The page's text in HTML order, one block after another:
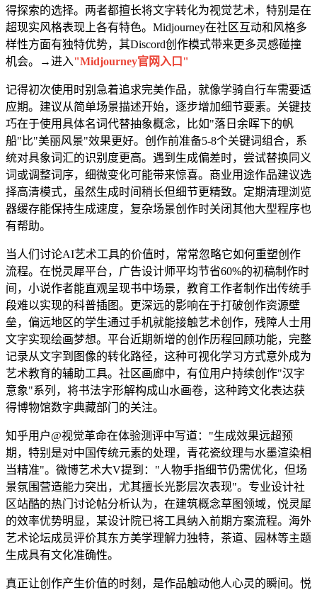
得探索的选择。两者都擅长将文字转化为视觉艺术，特别是在
超现实风格表现上各有特色。Midjourney在社区互动和风格多
样性方面有独特优势，其Discord创作模式带来更多灵感碰撞
机会。→进入"Midjourney官网入口"
记得初次使用时别急着追求完美作品，就像学骑自行车需要适
应期。建议从简单场景描述开始，逐步增加细节要素。关键技
巧在于使用具体名词代替抽象概念，比如"落日余晖下的帆
船"比"美丽风景"效果更好。创作前准备5-8个关键词组合，系
统对具象词汇的识别度更高。遇到生成偏差时，尝试替换同义
词或调整词序，细微变化可能带来惊喜。商业用途作品建议选
择高清模式，虽然生成时间稍长但细节更精致。定期清理浏览
器缓存能保持生成速度，复杂场景创作时关闭其他大型程序也
有帮助。
当人们讨论AI艺术工具的价值时，常常忽略它如何重塑创作
流程。在悦灵犀平台，广告设计师平均节省60%的初稿制作时
间，小说作者能直观呈现书中场景，教育工作者制作出传统手
段难以实现的科普插图。更深远的影响在于打破创作资源壁
垒，偏远地区的学生通过手机就能接触艺术创作，残障人士用
文字实现绘画梦想。平台近期新增的创作历程回顾功能，完整
记录从文字到图像的转化路径，这种可视化学习方式意外成为
艺术教育的辅助工具。社区画廊中，有位用户持续创作"汉字
意象"系列，将书法字形解构成山水画卷，这种跨文化表达获
得博物馆数字典藏部门的关注。
知乎用户@视觉革命在体验测评中写道："生成效果远超预
期，特别是对中国传统元素的处理，青花瓷纹理与水墨渲染相
当精准"。微博艺术大V提到："人物手指细节仍需优化，但场
景氛围营造能力突出，尤其擅长光影层次表现"。专业设计社
区站酷的热门讨论帖分析认为，在建筑概念草图领域，悦灵犀
的效率优势明显，某设计院已将工具纳入前期方案流程。海外
艺术论坛成员评价其东方美学理解力独特，茶道、园林等主题
生成具有文化准确性。
真正让创作产生价值的时刻，是作品触动他人心灵的瞬间。悦